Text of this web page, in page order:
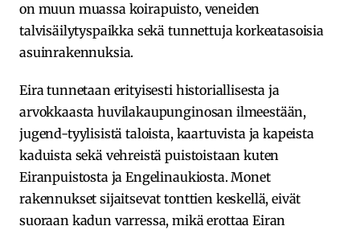
on muun muassa koirapuisto, veneiden
talvisäilytyspaikka sekä tunnettuja korkeatasoisia
asuinrakennuksia.
Eira tunnetaan erityisesti historiallisesta ja
arvokkaasta huvilakaupunginosan ilmeestään,
jugend-tyylisistä taloista, kaartuvista ja kapeista
kaduista sekä vehreistä puistoistaan kuten
Eiranpuistosta ja Engelinaukiosta. Monet
rakennukset sijaitsevat tonttien keskellä, eivät
suoraan kadun varressa, mikä erottaa Eiran